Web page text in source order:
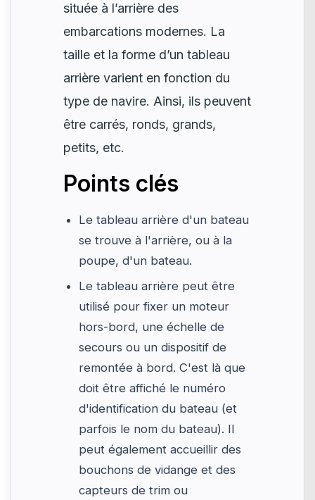
située à l’arrière des
embarcations modernes. La
taille et la forme d’un tableau
arrière varient en fonction du
type de navire. Ainsi, ils peuvent
être carrés, ronds, grands,
petits, etc.
Points clés
Le tableau arrière d'un bateau
se trouve à l'arrière, ou à la
poupe, d'un bateau.
Le tableau arrière peut être
utilisé pour fixer un moteur
hors-bord, une échelle de
secours ou un dispositif de
remontée à bord. C'est là que
doit être affiché le numéro
d'identification du bateau (et
parfois le nom du bateau). Il
peut également accueillir des
bouchons de vidange et des
capteurs de trim ou